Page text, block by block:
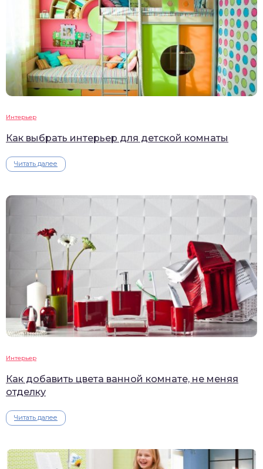
Интерьер
Как выбрать интерьер для детской комнаты
Читать далее
Интерьер
Как добавить цвета ванной комнате, не меняя
отделку
Читать далее